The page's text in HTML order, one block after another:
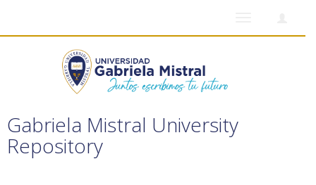
Gabriela Mistral University
Repository